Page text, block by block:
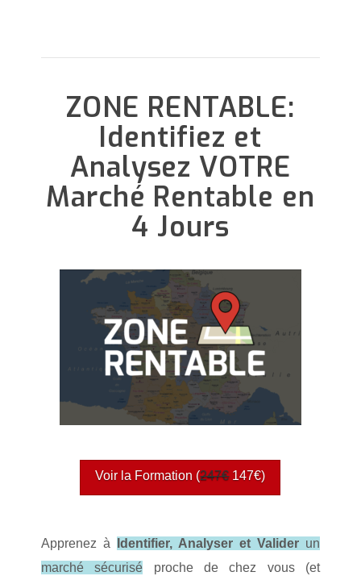
ZONE RENTABLE:
Identifiez et
Analysez VOTRE
Marché Rentable en
4 Jours
Voir la Formation (247€147€)
Apprenez à Identifier, Analyser et Valider un
marché sécurisé proche de chez vous (et